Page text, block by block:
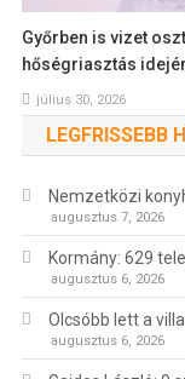
Győrben is vizet
hőségriasztás
július 30, 2026
LEGFRISSEBB
Nemzetközi
augusztus 7, 2026
Kormány: 629
augusztus 6, 2026
Olcsóbb lett a
augusztus 6, 2026